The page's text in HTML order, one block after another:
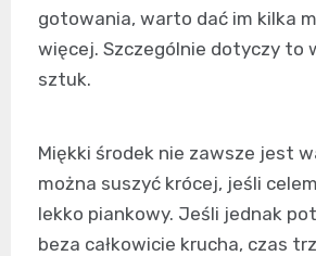
gotowania, warto dać im kilka
więcej. Szczególnie dotyczy to
sztuk.
Miękki środek nie zawsze jest
można suszyć krócej, jeśli
lekko piankowy. Jeśli jednak
beza całkowicie krucha, czas